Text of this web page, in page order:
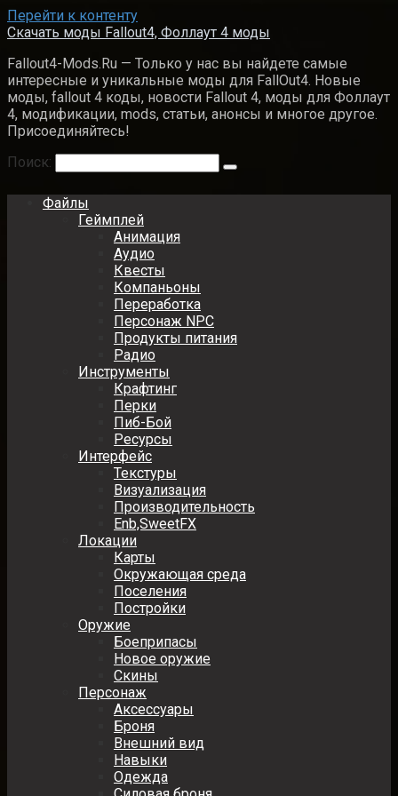
Перейти к контенту
Скачать моды Fallout4, Фоллаут 4 моды
Fallout4-Mods.Ru — Только у нас вы найдете самые
интересные и уникальные моды для FallOut4. Новые
моды, fallout 4 коды, новости Fallout 4, моды для Фоллаут
4, модификации, mods, статьи, анонсы и многое другое.
Присоединяйтесь!
Поиск:
Файлы
Геймплей
Анимация
Аудио
Квесты
Компаньоны
Переработка
Персонаж NPC
Продукты питания
Радио
Инструменты
Крафтинг
Перки
Пиб-Бой
Ресурсы
Интерфейс
Текстуры
Визуализация
Производительность
Enb,SweetFX
Локации
Карты
Окружающая среда
Поселения
Постройки
Оружие
Боеприпасы
Новое оружие
Скины
Персонаж
Аксессуары
Броня
Внешний вид
Навыки
Одежда